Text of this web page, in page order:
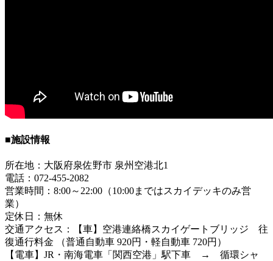
■施設情報
所在地：大阪府泉佐野市 泉州空港北1
電話：072-455-2082
営業時間：8:00～22:00（10:00まではスカイデッキのみ営
業）
定休日：無休
交通アクセス：【車】空港連絡橋スカイゲートブリッジ 往
復通行料金 （普通自動車 920円・軽自動車 720円）
【電車】JR・南海電車「関西空港」駅下車 → 循環シャ